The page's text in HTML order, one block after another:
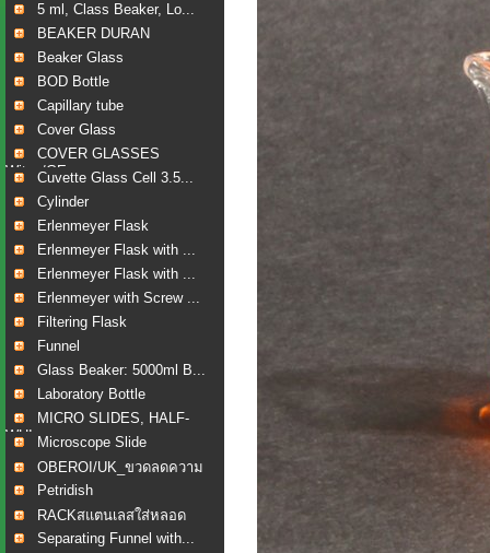
5 ml, Class Beaker, Lo...
BEAKER DURAN
Beaker Glass
BOD Bottle
Capillary tube
Cover Glass
COVER GLASSES
Witeg/GE...
Cuvette Glass Cell 3.5...
Cylinder
Erlenmeyer Flask
Erlenmeyer Flask with ...
Erlenmeyer Flask with ...
Erlenmeyer with Screw ...
Filtering Flask
Funnel
Glass Beaker: 5000ml B...
Laboratory Bottle
MICRO SLIDES, HALF-
WHI...Microscope Slide
OBEROI/UK_ขวดลดความ
ดัน...
Petridish
RACKสแตนเลสใส่หลอด
เลือ...Separating Funnel with...